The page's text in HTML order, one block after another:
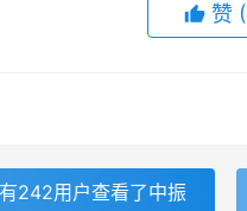
赞 (
242用户查看了中振